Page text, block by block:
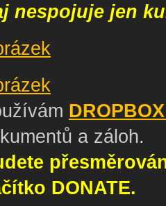
nespojuje jen
a záloh.
DONATE.